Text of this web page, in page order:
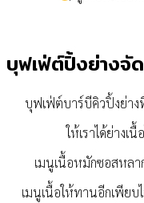
บุฟเฟ่ต์ปิ้งย่างจั
บุฟเฟ่ต์บาร์บีคิวปิ้งย่า
ให้เราได้ย่างเ
เมนูเนื้อหมักซอสหลา
เมนูเนื้อให้ทานอีกเพียบ